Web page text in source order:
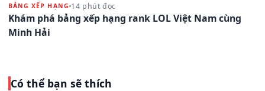
BẢNG XẾP HẠNG 14 phút đọc
Khám phá bảng xếp hạng rank LOL Việt Nam cùng
Minh Hải
Có thể bạn sẽ thích